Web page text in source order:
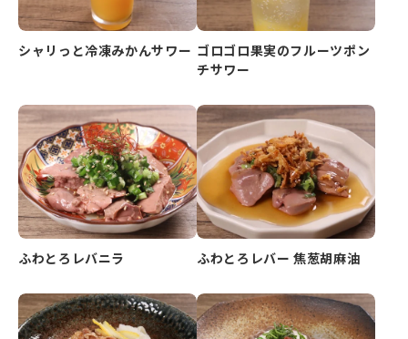
シャリっと冷凍みかんサワー ゴロゴロ果実のフルーツポン
チサワー
ふわとろレバニラ ふわとろレバー 焦葱胡麻油